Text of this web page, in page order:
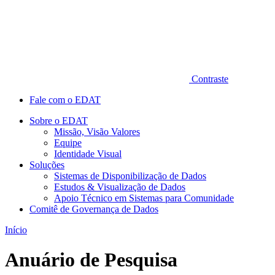
Contraste
Fale com o EDAT
Sobre o EDAT
Missão, Visão Valores
Equipe
Identidade Visual
Soluções
Sistemas de Disponibilização de Dados
Estudos & Visualização de Dados
Apoio Técnico em Sistemas para Comunidade
Comitê de Governança de Dados
Início
Anuário de Pesquisa